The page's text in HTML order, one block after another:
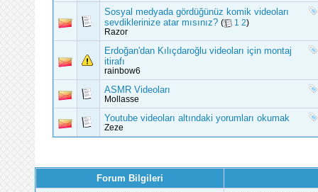
Sosyal medyada gördüğünüz komik videoları
sevdiklerinize atar mısınız? ( 1 2)
Razor
Erdoğan'dan Kılıçdaroğlu videoları için montaj
itirafı
rainbow6
ASMR Videoları
Mollasse
Youtube videoları altındaki yorumları okumak
Zeze
Forum Bilgileri